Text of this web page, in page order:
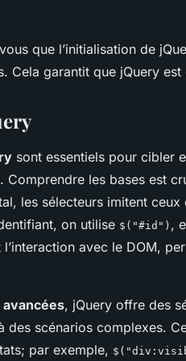
que l’initialisation de
Cela garantit que jQuery
sont essentiels pour cibler
Comprendre les bases est
les sélecteurs imitent
on utilise $("#id") ,
avec le DOM,
, jQuery offre des
des scénarios complexes.
par exemple,